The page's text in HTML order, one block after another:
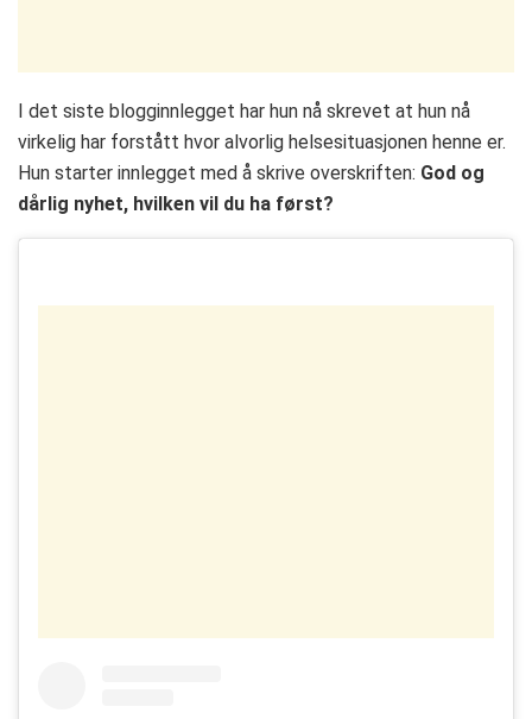
I det siste blogginnlegget har hun nå skrevet at hun nå
virkelig har forstått hvor alvorlig helsesituasjonen henne er.
Hun starter innlegget med å skrive overskriften: God og
dårlig nyhet, hvilken vil du ha først?